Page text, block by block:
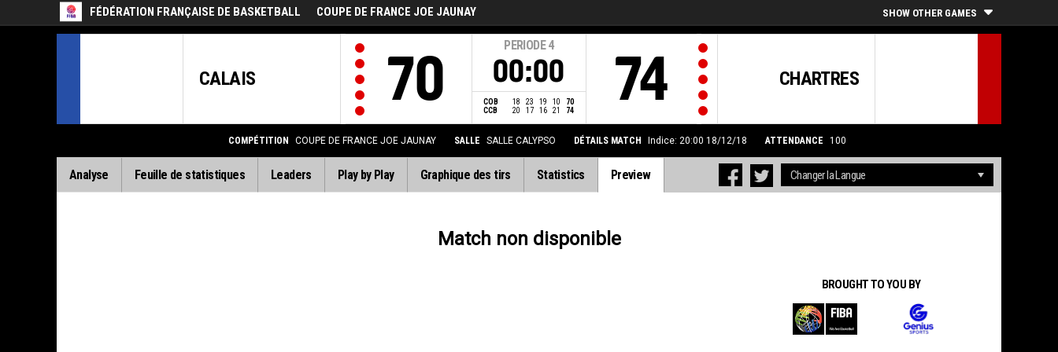
FÉDÉRATION FRANÇAISE DE BASKETBALL COUPE DE FRANCE JOE JAUNAY SHOW OTHER GAMES
CALAIS 70
PERIODE 4
00:00
COB 18 23 19 10
70
CCB
20 17 16 21 74
CHARTRES
74
COMPÉTITION COUPE DE FRANCE JOE JAUNAY SALLE SALLE CALYPSO DÉTAILS MATCH Indice: 20:00 18/12/18 ATTENDANCE 100
Analyse Feuille de statistiques Leaders Play by Play Graphique des tirs Statistics Preview
Match non disponible
BROUGHT TO YOU BY